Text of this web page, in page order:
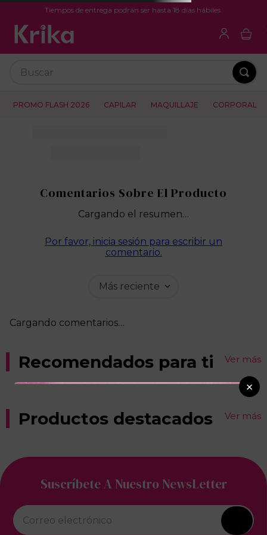
Tiempos de entrega podrán ser hasta 18 días hábiles.
PROMO FLASH 2026 CAPILAR MAQUILLAJE CORPORAL
Cargando el resumen…
Por favor, inicia sesión para escribir un
comentario.
Más reciente
Cargando comentarios…
Recomendados para ti Ver más
Productos destacados Ver más
Suscríbete A Nuestro NewsLetter
×